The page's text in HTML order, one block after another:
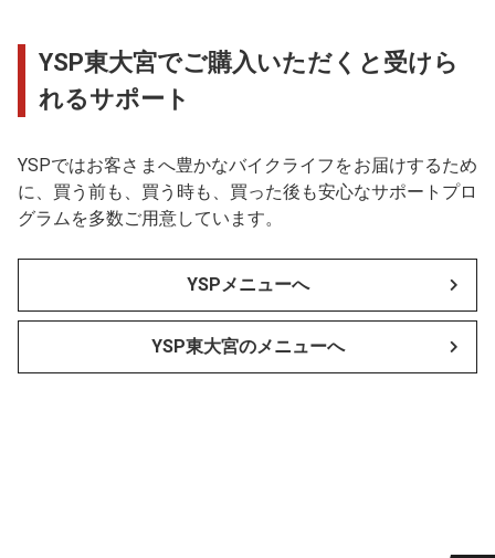
YSP東大宮でご購入いただくと受けら
れるサポート
YSPではお客さまへ豊かなバイクライフをお届けするため
に、買う前も、買う時も、買った後も安心なサポートプロ
グラムを多数ご用意しています。
YSPメニューへ
YSP東大宮のメニューへ